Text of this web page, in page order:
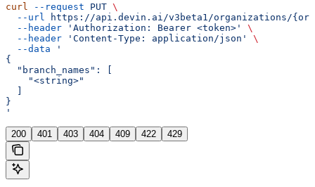
curl --request PUT \
  --url
https://api.devin.ai/v3beta1/organizations/
  --header
'Authorization: Bearer <token>'
\
  --header
'Content-Type: application/json'
\
  --data
'
{
  "branch_names": [
    "<string>"
  ]
}
'
200 401 403 404 409 422 429